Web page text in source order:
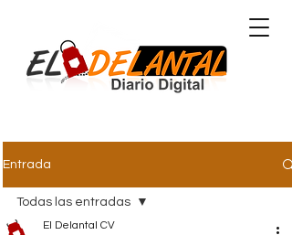
Entrada
Todas las entradas
El Delantal CV